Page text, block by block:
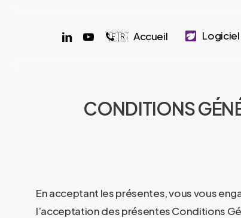
🇫🇷 Accueil Logiciel
linkedinyoutube
phone
CONDITIONS
En acceptant les présentes, vous vous
l’acceptation des présentes Conditions